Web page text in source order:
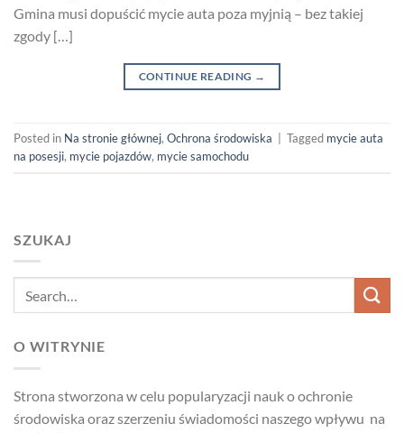
Gmina musi dopuścić mycie auta poza myjnią – bez takiej
zgody […]
CONTINUE READING →
Posted in Na stronie głównej, Ochrona środowiska Tagged mycie auta
na posesji, mycie pojazdów, mycie samochodu
SZUKAJ
O WITRYNIE
Strona stworzona w celu popularyzacji nauk o ochronie
środowiska oraz szerzeniu świadomości naszego wpływu na